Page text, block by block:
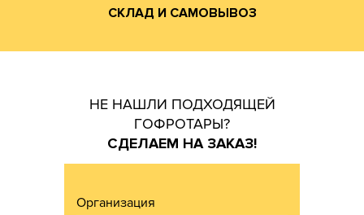
СКЛАД И САМОВЫВОЗ
НЕ НАШЛИ ПОДХОДЯЩЕЙ
ГОФРОТАРЫ?
СДЕЛАЕМ НА ЗАКАЗ!
Организация